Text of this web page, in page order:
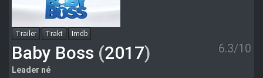
Trailer Trakt Imdb
Baby Boss (2017) 6.3/10
Leader né